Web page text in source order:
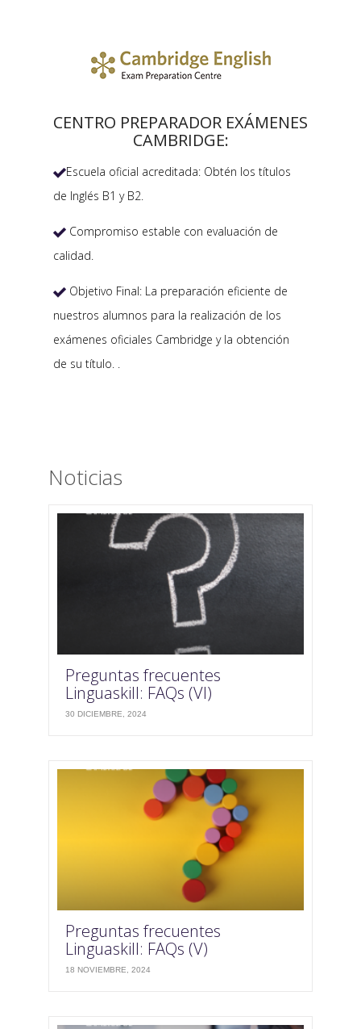
CENTRO PREPARADOR EXÁMENES
CAMBRIDGE:
Escuela oficial acreditada: Obtén los títulos
de Inglés B1 y B2.
 Compromiso estable con evaluación de
calidad.
 Objetivo Final: La preparación eficiente de
nuestros alumnos para la realización de los
exámenes oficiales Cambridge y la obtención
de su título. .
Noticias
Preguntas frecuentes
Linguaskill: FAQs (VI)
30 DICIEMBRE, 2024
Preguntas frecuentes
Linguaskill: FAQs (V)
18 NOVIEMBRE, 2024